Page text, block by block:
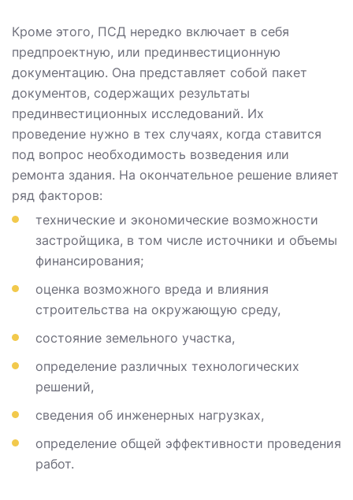
Кроме этого, ПСД нередко включает в себя
предпроектную, или прединвестиционную
документацию. Она представляет собой пакет
документов, содержащих результаты
прединвестиционных исследований. Их
проведение нужно в тех случаях, когда ставится
под вопрос необходимость возведения или
ремонта здания. На окончательное решение влияет
ряд факторов:
технические и экономические возможности
застройщика, в том числе источники и объемы
финансирования;
оценка возможного вреда и влияния
строительства на окружающую среду,
состояние земельного участка,
определение различных технологических
решений,
сведения об инженерных нагрузках,
определение общей эффективности проведения
работ.